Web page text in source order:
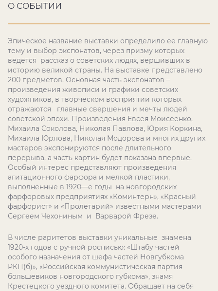
О СОБЫТИИ
Эпическое название выставки определило ее главную
тему и выбор экспонатов, через призму которых
ведется рассказ о советских людях, вершивших в
историю великой страны. На выставке представлено
200 предметов. Основная часть экспонатов –
произведения живописи и графики советских
художников, в творческом восприятии которых
отражаются главные свершения и мечты людей
советской эпохи. Произведения Евсея Моисеенко,
Михаила Соколова, Николая Павлова, Юрия Коркина,
Михаила Юрлова, Николая Модорова и многих других
мастеров экспонируются после длительного
перерыва, а часть картин будет показана впервые.
Особый интерес представляют произведения
агитационного фарфора и мелкой пластики,
выполненные в 1920—е годы на новгородских
фарфоровых предприятиях «Коминтерн», «Красный
фарфорист» и «Пролетарий» известными мастерами
Сергеем Чехониным и Варварой Фрезе.
В числе раритетов выставки уникальные знамена
1920-х годов с ручной росписью: «Штабу частей
особого назначения от шефа частей Новгубкома
РКП(б)», «Российская коммунистическая партия
большевиков новгородского губкома», знамя
Крестецкого уездного комитета. Обращает на себя